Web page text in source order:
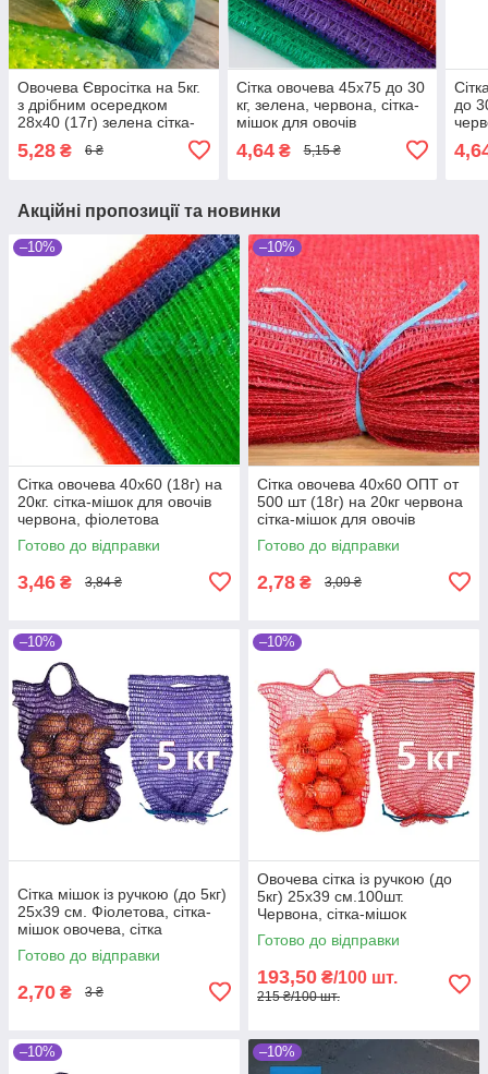
Овочева Євросітка на 5кг.
з дрібним осередком
28х40 (17г) зелена сітка-
5,28 ₴ 6 ₴
Сітка овочева 45х75 до 30
кг, зелена, червона, сітка-
мішок для овочів
4,64₴ 5,15 ₴
до
Акційні пропозиції та новинки
–10%
Сітка овочева 40х60 (18г) на
20кг. сітка-мішок для овочів
червона, фіолетова
Готово до відправки
3,46 ₴ 3,84 ₴
–10%
Сітка овочева 40х60 ОПТ от
500 шт (18г) на 20кг червона
сітка-мішок для овочів
Готово до відправки
2,78 ₴ 3,09 ₴
–10%
Сітка мішок із ручкою (до 5кг)
25х39 см. Фіолетова, сітка-
мішок овочева, сітка
пакувальна для овочів, мішки
овочеві
Готово до відправки
2,70 ₴ 3 ₴
–10%
Овочева сітка із ручкою (до
5кг) 25х39 см.100шт.
Червона, сітка-мішок
овочева, сітка пакувальна
для овочів, мішки овочеві
Готово до відправки
193,50 ₴/100 шт.
215 ₴/100 шт.
–10% –10%